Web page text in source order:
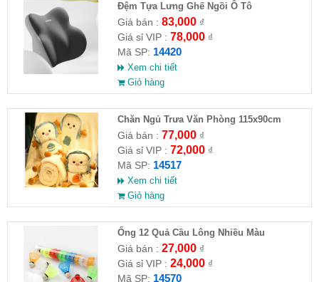
Đệm Tựa Lưng Ghế Ngồi Ô Tô
Giá bán : 83,000₫
Giá sỉ VIP : 78,000₫
Mã SP: 14420
Xem chi tiết
Giỏ hàng
Chăn Ngủ Trưa Văn Phòng 115x90cm
Giá bán : 77,000₫
Giá sỉ VIP : 72,000₫
Mã SP: 14517
Xem chi tiết
Giỏ hàng
Ống 12 Quả Cầu Lông Nhiều Màu
Giá bán : 27,000₫
Giá sỉ VIP : 24,000₫
Mã SP: 14570